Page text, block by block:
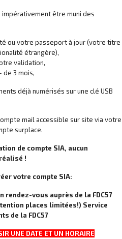
être muni des
ou votre passeport à jour (votre titre
étrangère),
validation,
de 3 mois,
déjà numérisés sur une clé USB
mail accessible sur site via votre
surplace.
de compte SIA, aucun
!
votre compte SIA:
rendez-vous auprès de la FDC57
places limitées!) Service
de la FDC57
UNE DATE ET UN HORAIRE